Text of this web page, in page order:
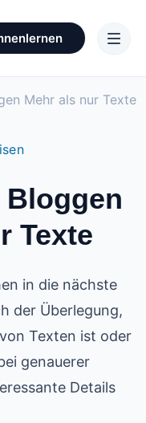
Mehr als nur Texte
Texte
in die nächste
der Überlegung,
Texten ist oder
genauerer
Details